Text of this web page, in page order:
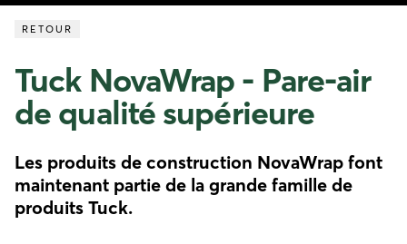
RETOUR
Tuck NovaWrap - Pare-air
de qualité supérieure
Les produits de construction NovaWrap font
maintenant partie de la grande famille de
produits Tuck.